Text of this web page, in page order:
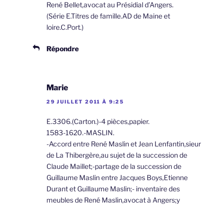
René Bellet,avocat au Présidial d’Angers.
(Série E.Titres de famille.AD de Maine et
loire.C.Port.)
Répondre
Marie
29 JUILLET 2011 À 9:25
E.3306.(Carton.)-4 pièces,papier.
1583-1620.-MASLIN.
-Accord entre René Maslin et Jean Lenfantin,sieur
de La Thibergère,au sujet de la succession de
Claude Maillet;-partage de la succession de
Guillaume Maslin entre Jacques Boys,Etienne
Durant et Guillaume Maslin;- inventaire des
meubles de René Maslin,avocat à Angers;y